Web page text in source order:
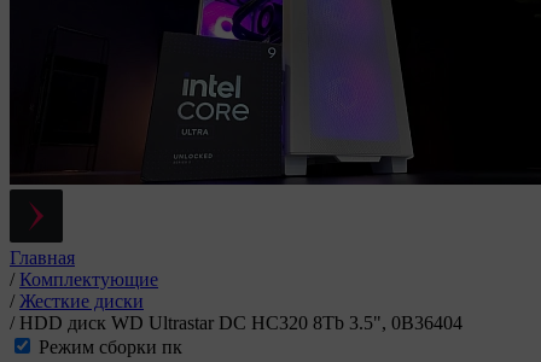
Главная
/ Комплектующие
/ Жесткие диски
/ HDD диск WD Ultrastar DC HC320 8Tb 3.5", 0B36404
Режим сборки пк